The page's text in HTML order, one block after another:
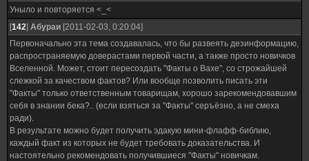
Уныло и повторяется <_<
[142] Абураи [2011-02-03, 0:20:04]
Первоначально эта тема создавалась, что бы развеять дезинформацию,
распространяемую доверастами первой части, а также просто новичков
Вселенной. Может, стоит пересоздать "Факты о Вахе", со строжайшей
слежкой за качеством фактов? Или вообще позволить писать эти
"Факты" только ответственным товарищам, хорошо зарекомендовавшим
себя в знании бека?.. (если взяться за "Факты" серъёзно, а не смеха
ради).
В результате можно будет получить эдакую мини-флафф-библию,
каждый факт из которых не будет требовать доказательства. И
настоятельно рекомендовать получившиеся "Факты" новичкам.